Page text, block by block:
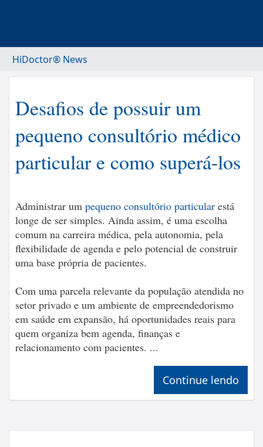
HiDoctor® News
Desafios de possuir um
pequeno consultório médico
particular e como superá-los
Administrar um pequeno consultório particular está
longe de ser simples. Ainda assim, é uma escolha
comum na carreira médica, pela autonomia, pela
flexibilidade de agenda e pelo potencial de construir
uma base própria de pacientes.
Com uma parcela relevante da população atendida no
setor privado e um ambiente de empreendedorismo
em saúde em expansão, há oportunidades reais para
quem organiza bem agenda, finanças e
relacionamento com pacientes. ...
Continue lendo